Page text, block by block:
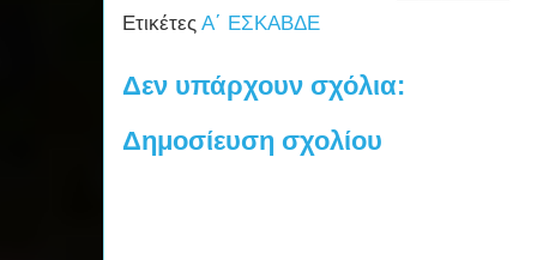
Ετικέτες Α΄ ΕΣΚΑΒΔΕ
Δεν υπάρχουν σχόλια:
Δημοσίευση σχολίου